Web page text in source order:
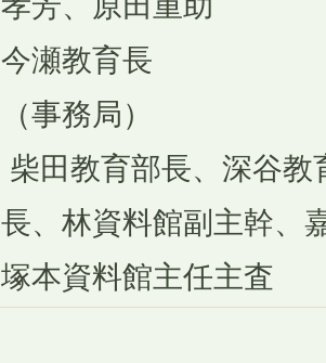
今瀬教育長
（事務局）
柴田教育部長、深谷
長、林資料館副主幹、
塚本資料館主任主査